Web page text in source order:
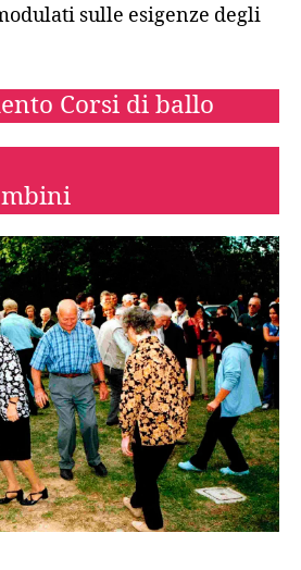
sulle esigenze degli
Corsi di ballo